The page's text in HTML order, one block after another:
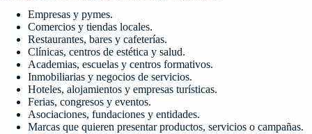
Empresas y pymes.
Comercios y tiendas locales.
Restaurantes, bares y cafeterías.
Clínicas, centros de estética y salud.
Academias, escuelas y centros formativos.
Inmobiliarias y negocios de servicios.
Hoteles, alojamientos y empresas turísticas.
Ferias, congresos y eventos.
Asociaciones, fundaciones y entidades.
Marcas que quieren presentar productos, servicios o campañas.